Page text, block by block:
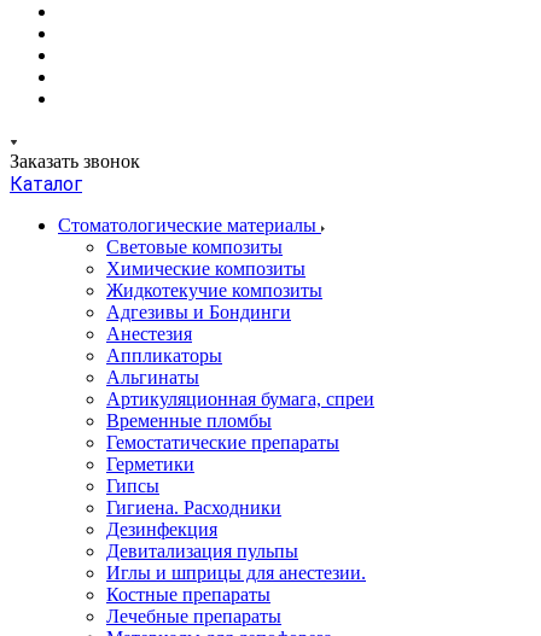
Заказать звонок
Каталог
Стоматологические материалы
Световые композиты
Химические композиты
Жидкотекучие композиты
Адгезивы и Бондинги
Анестезия
Аппликаторы
Альгинаты
Артикуляционная бумага, спреи
Временные пломбы
Гемостатические препараты
Герметики
Гипсы
Гигиена. Расходники
Дезинфекция
Девитализация пульпы
Иглы и шприцы для анестезии.
Костные препараты
Лечебные препараты